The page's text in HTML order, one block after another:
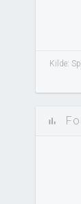
Kilde:
bar_chart